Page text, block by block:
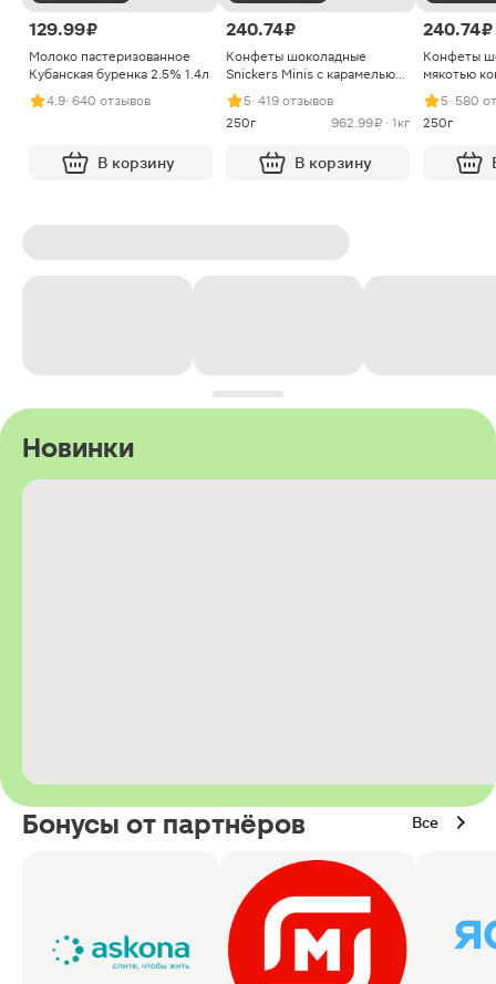
129.99 ₽
Молоко пастеризованное
Кубанская буренка 2.5% 1.4л
4.9· 640 отзывов
В корзину
240.74 ₽
Конфеты шоколадные
Snickers Minis с карамелью
арахисом и нугой
5· 419 отзывов
250г
962.99 ₽ · 1кг
В корзину
240.74 ₽
Конфеты
мякотью
5· 580
250г
Новинки
Бонусы от партнёров Все